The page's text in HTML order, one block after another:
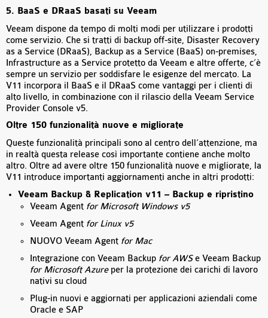
5. BaaS e DRaaS basati su Veeam
Veeam dispone da tempo di molti modi per utilizzare i prodotti
come servizio. Che si tratti di backup off-site, Disaster Recovery
as a Service (DRaaS), Backup as a Service (BaaS) on-premises,
Infrastructure as a Service protetto da Veeam e altre offerte, c’è
sempre un servizio per soddisfare le esigenze del mercato. La
V11 incorpora il BaaS e il DRaaS come vantaggi per i clienti di
alto livello, in combinazione con il rilascio della Veeam Service
Provider Console v5.
Oltre 150 funzionalità nuove e migliorate
Queste funzionalità principali sono al centro dell’attenzione, ma
in realtà questa release così importante contiene anche molto
altro. Oltre ad avere oltre 150 funzionalità nuove e migliorate, la
V11 introduce importanti aggiornamenti anche in altri prodotti:
Veeam Backup & Replication v11 – Backup e ripristino
Veeam Agent for Microsoft Windows v5
Veeam Agent for Linux v5
NUOVO Veeam Agent for Mac
Integrazione con Veeam Backup for AWSe Veeam Backup
for Microsoft Azureper la protezione dei carichi di lavoro
nativi su cloud
Plug-in nuovi e aggiornati per applicazioni aziendali come
Oracle e SAP